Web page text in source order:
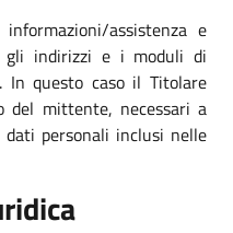
assistenza e
gli indirizzi e i moduli di
questo caso il Titolare
mittente, necessari a
personali inclusi nelle